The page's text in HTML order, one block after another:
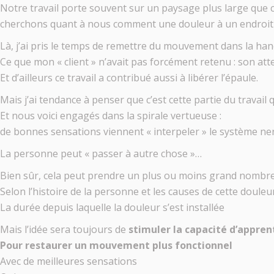
Notre travail porte souvent sur un paysage plus large que
cherchons quant à nous comment une douleur à un
Là, j’ai pris le temps de remettre du mouvement dans la
Ce que mon « client » n’avait pas forcément retenu : son
Et d’ailleurs ce travail a contribué aussi à libérer l’épaule.
Mais j’ai tendance à penser que c’est cette partie du
Et nous voici engagés dans la spirale vertueuse :
de bonnes sensations viennent « interpeler » le système
La personne peut « passer à autre chose »…
Bien sûr, cela peut prendre un plus ou moins grand
Selon l’histoire de la personne et les causes de cette
La durée depuis laquelle la douleur s’est installée
Mais l’idée sera toujours de stimuler la capacité
Pour restaurer un mouvement plus fonctionnel
Avec de meilleures sensations